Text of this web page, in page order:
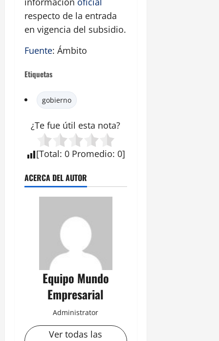
respecto de la entrada
en vigencia del subsidio.
Fuente: Ámbito
Etiquetas
gobierno
¿Te fue útil esta nota?
[Total: 0 Promedio: 0]
ACERCA DEL AUTOR
Equipo Mundo
Empresarial
Administrator
Ver todas las